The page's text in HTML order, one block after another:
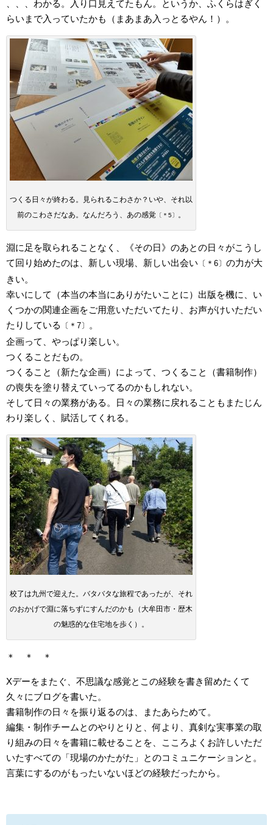
、、、わかる。入り口見えてたもん。というか、ふくらはぎく
らいまで入っていたかも（まあまあ入っとるやん！）。
つくる日々が終わる。見られるこわさか？いや、それ以
前のこわさだなあ。なんだろう、あの感覚 〔＊5〕 。
淵に足を取られることなく、《その日》のあとの日々がこうし
て回り始めたのは、新しい現場、新しい出会い 〔＊6〕 の力が大
きい。
幸いにして（本当の本当にありがたいことに）出版を機に、い
くつかの関連企画をご用意いただいてたり、お声がけいただい
たりしている
〔＊7〕
。
企画って、やっぱり楽しい。
つくることだもの。
つくること（新たな企画）によって、つくること（書籍制作）
の喪失を塗り替えていってるのかもしれない。
そして日々の業務がある。日々の業務に戻れることもまたじん
わり楽しく、賦活してくれる。
校了は九州で迎えた。バタバタな旅程であったが、それ
のおかげで淵に落ちずにすんだのかも（大牟田市・歴木
の魅惑的な住宅地を歩く）。
＊ ＊ ＊
Xデーをまたぐ、不思議な感覚とこの経験を書き留めたくて
久々にブログを書いた。
書籍制作の日々を振り返るのは、またあらためて。
編集・制作チームとのやりとりと、何より、真剣な実事業の取
り組みの日々を書籍に載せることを、こころよくお許しいただ
いたすべての「現場のかたがた」とのコミュニケーションと。
言葉にするのがもったいないほどの経験だったから。